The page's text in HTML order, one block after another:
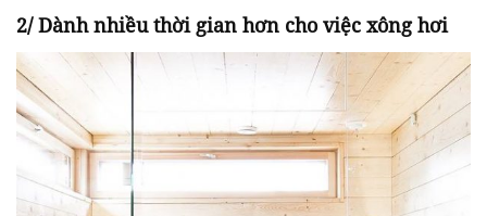
2/ Dành nhiều thời gian hơn cho việc xông hơi